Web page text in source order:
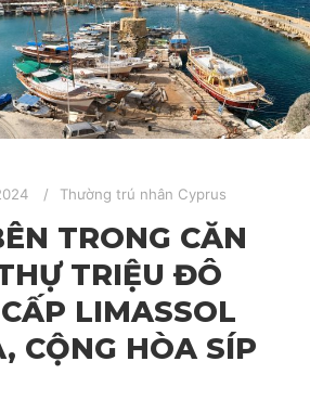
Thường trú nhân Cyprus
TRONG CĂN
TRIỆU ĐÔ
LIMASSOL
CỘNG HÒA SÍP